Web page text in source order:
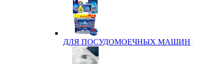
ДЛЯ ПОСУДОМОЕЧНЫХ МАШИН